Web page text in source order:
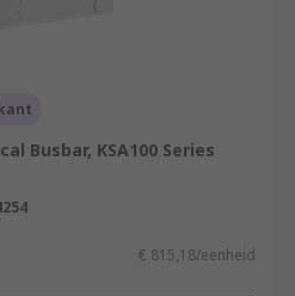
Busbar, KSA100 Series
€ 815,18/eenheid